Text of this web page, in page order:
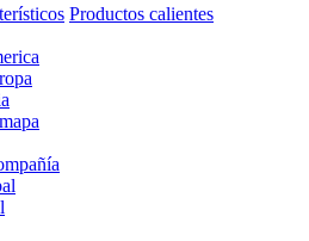
Productos calientes